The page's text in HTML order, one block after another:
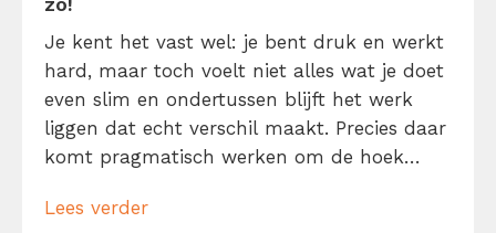
Je kent het vast wel: je bent druk en werkt
hard, maar toch voelt niet alles wat je doet
even slim en ondertussen blijft het werk
liggen dat echt verschil maakt. Precies daar
komt pragmatisch werken om de hoek
dat je zo snel mogelijk van a naar b wilt en
Lees verder